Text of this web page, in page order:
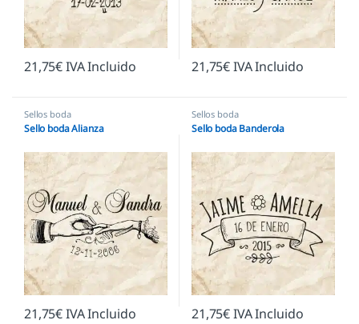
21,75€IVA Incluido 21,75€IVA Incluido
Sellos boda
Sello boda Alianza
21,75€IVA Incluido
Sellos boda
Sello boda Banderola
21,75€IVA Incluido